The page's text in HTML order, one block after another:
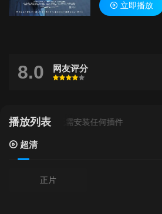
立即播放
8.0 网友评分
很差
较差还行推荐力荐
播放列表
来源超清- 无需安装任何插件
超清
正片